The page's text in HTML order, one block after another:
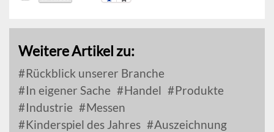
Weitere Artikel zu:
Rückblick unserer Branche
In eigener Sache
Handel
Produkte
Industrie
Messen
Kinderspiel des Jahres
Auszeichnung